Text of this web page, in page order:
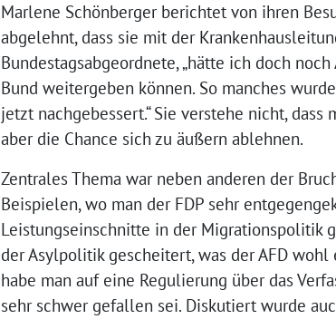
Marlene Schönberger berichtet von ihren
abgelehnt, dass sie mit der
Bundestagsabgeordnete, „hätte ich doch
Bund weitergeben können. So manches
jetzt nachgebessert.“ Sie verstehe nicht,
aber die Chance sich zu äußern ablehnen.
Zentrales Thema war neben anderen der
Beispielen, wo man der FDP sehr
Leistungseinschnitte in der Migrationspolitik
der Asylpolitik gescheitert, was der AFD
habe man auf eine Regulierung über das
sehr schwer gefallen sei. Diskutiert wurde